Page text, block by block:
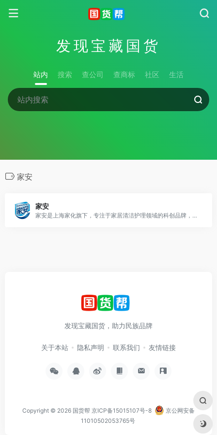
发现宝藏国货
站内 搜索 查公司 查商标 社区 生活
家安
家安
家安是上海家化旗下，专注于家居清洁护理领域的科创品牌，有家安 超简单！
发现宝藏国货，助力民族品牌
关于本站 隐私声明 联系我们 友情链接
Copyright © 2026 国货帮 京ICP备15015107号-8
京公网安备
11010502053765号